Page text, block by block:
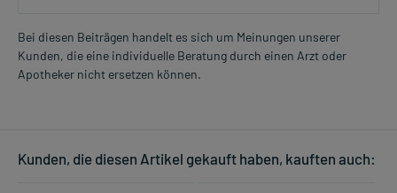
Bei diesen Beiträgen handelt es sich um Meinungen unserer
Kunden, die eine individuelle Beratung durch einen Arzt oder
Apotheker nicht ersetzen können.
Kunden, die diesen Artikel gekauft haben, kauften auch: